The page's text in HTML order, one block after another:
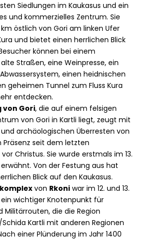
Siedlungen im Kaukasus und ein
und kommerzielles Zentrum. Sie
östlich von Gori am linken Ufer
und bietet einen herrlichen Blick
können bei einem
Straßen, eine Weinpresse, ein
einen heidnischen
geheimen Tunnel zum Fluss Kura
entdecken.
von Gori, die auf einem felsigen
von Gori in Kartli liegt, zeugt mit
archäologischen Überresten von
Präsenz seit dem letzten
Christus. Sie wurde erstmals im 13.
Von der Festung aus hat
Blick auf den Kaukasus.
von Rkoni war im 12. und 13.
wichtiger Knotenpunkt für
Militärrouten, die die Region
Kartli mit anderen Regionen
einer Plünderung im Jahr 1400